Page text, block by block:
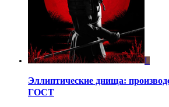
L
Эллиптические днища:
ГОСТ